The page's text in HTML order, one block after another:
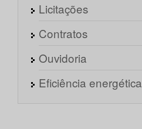
Licitações
Contratos
Ouvidoria
Eficiência energética